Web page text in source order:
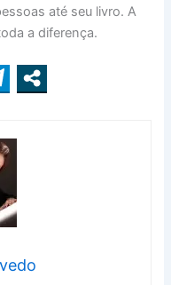
até seu livro. A
a diferença.